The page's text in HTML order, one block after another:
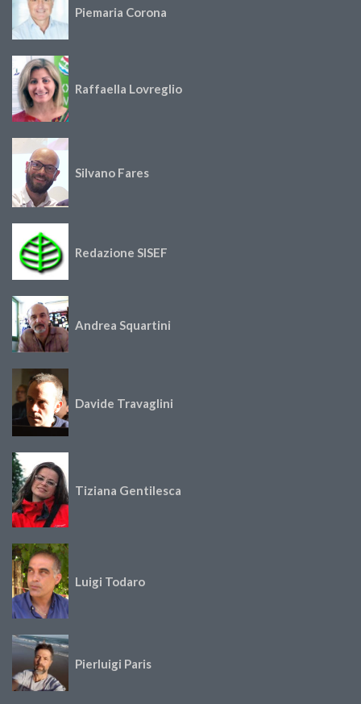
Piemaria Corona
Raffaella Lovreglio
Silvano Fares
Redazione SISEF
Andrea Squartini
Davide Travaglini
Tiziana Gentilesca
Luigi Todaro
Pierluigi Paris